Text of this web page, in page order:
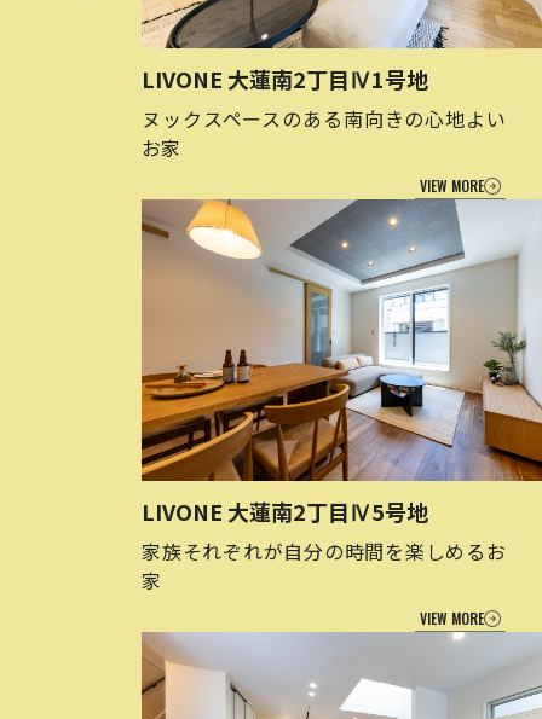
LIVONE 大蓮南2丁目Ⅳ1号地
ヌックスペースのある南向きの心地よい
お家
VIEW MORE
LIVONE 大蓮南2丁目Ⅳ5号地
家族それぞれが自分の時間を楽しめるお
家
VIEW MORE